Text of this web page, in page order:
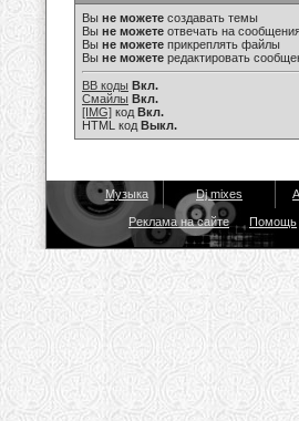
Вы не можете создавать темы
Вы не можете отвечать на
Вы не можете прикреплять файлы
Вы не можете редактировать
BB коды Вкл.
Смайлы Вкл.
[IMG] код Вкл.
HTML код Выкл.
Музыка Dj mixes
Реклама на сайте Помощь